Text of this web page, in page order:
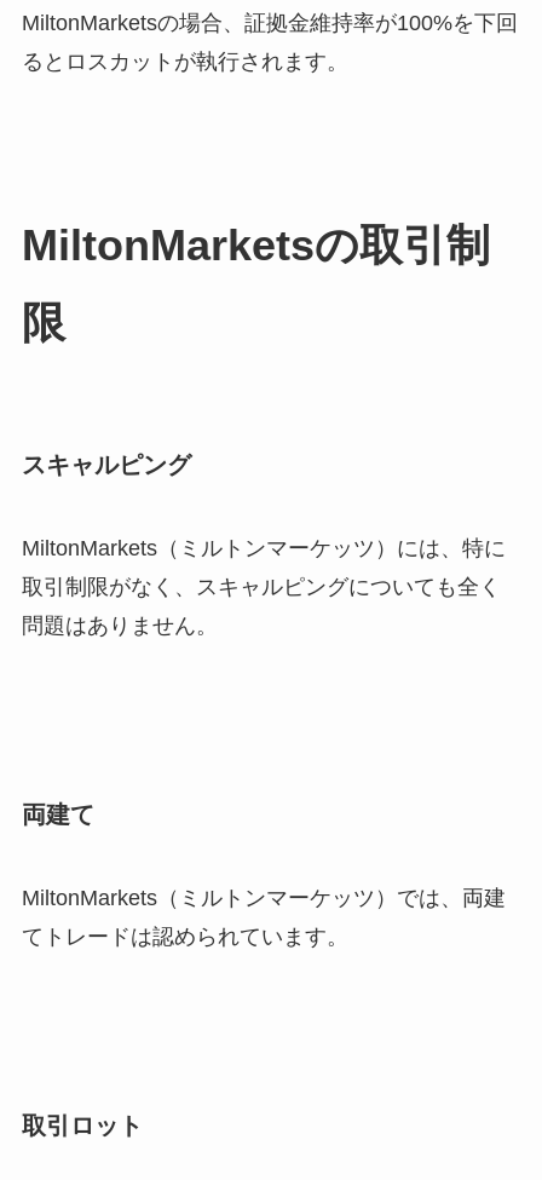
MiltonMarketsの場合、証拠金維持率が100%を下回
るとロスカットが執行されます。
MiltonMarketsの取引制
限
スキャルピング
MiltonMarkets（ミルトンマーケッツ）には、特に
取引制限がなく、スキャルピングについても全く
問題はありません。
両建て
MiltonMarkets（ミルトンマーケッツ）では、両建
てトレードは認められています。
取引ロット